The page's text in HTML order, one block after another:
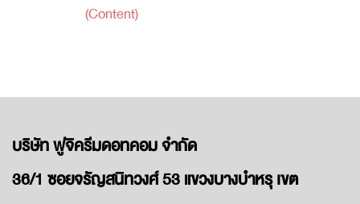
(Content)
บริษัท ฟูจิครีมดอทคอม จำกัด
36/1 ซอยจรัญสนิทวงศ์ 53 แขวงบางบำหรุ เขต